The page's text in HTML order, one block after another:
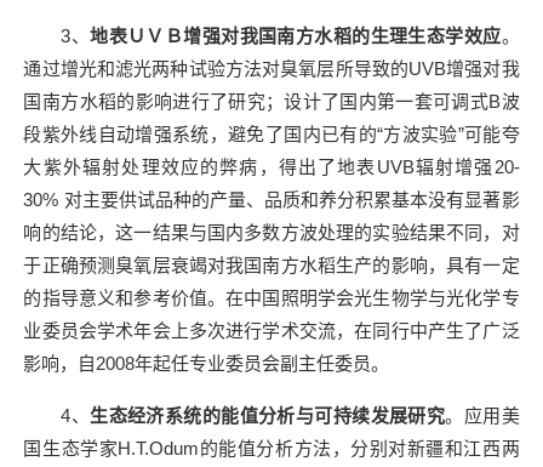
3、地表ＵＶＢ增强对我国南方水稻的生理生态学效应。
通过增光和滤光两种试验方法对臭氧层所导致的UVB增强对我
国南方水稻的影响进行了研究；设计了国内第一套可调式B波
段紫外线自动增强系统，避免了国内已有的“方波实验”可能夸
大紫外辐射处理效应的弊病，得出了地表 UVB辐射增强20-
30% 对主要供试品种的产量、品质和养分积累基本没有显著影
响的结论，这一结果与国内多数方波处理的实验结果不同，对
于正确预测臭氧层衰竭对我国南方水稻生产的影响，具有一定
的指导意义和参考价值。在中国照明学会光生物学与光化学专
业委员会学术年会上多次进行学术交流，在同行中产生了广泛
影响，自2008年起任专业委员会副主任委员。
4、生态经济系统的能值分析与可持续发展研究。应用美
国生态学家H.T.Odum的能值分析方法，分别对新疆和江西两